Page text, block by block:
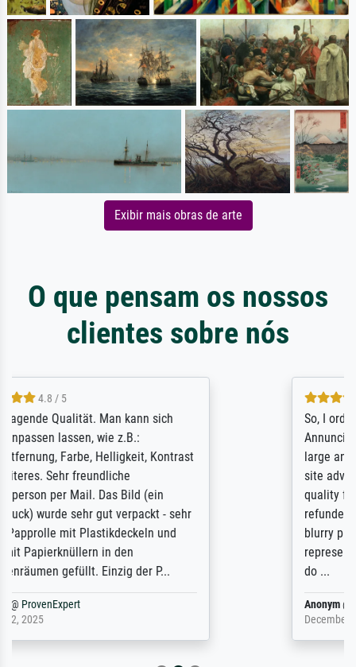
Exibir mais obras de arte
O que pensam os nossos
clientes sobre nós
So, I ordered a large print of The
Annunciation by Fra Angelico from a very
large and popular American "art/poster"
site advertising giclee print quality. The
quality for a large print was atrocious. They
refunded me when I sent pictures of the
blurry print vs. a Wikipedia commons
representation. They stated they couldn't
do ...
Anonym